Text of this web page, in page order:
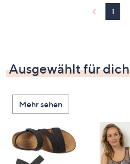
1
Ausgewählt für dich
Mehr sehen